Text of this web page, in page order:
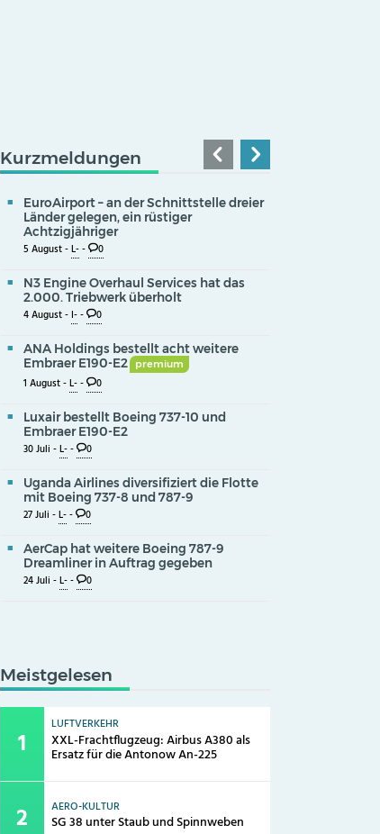
Kurzmeldungen
EuroAirport – an der Schnittstelle dreier
Länder gelegen, ein rüstiger
Achtzigjähriger
5 August -L-- 0
N3 Engine Overhaul Services hat das
2.000. Triebwerk überholt
4 August -I-- 0
ANA Holdings bestellt acht weitere
Embraer E190-E2
premium
1 August -L-- 0
Luxair bestellt Boeing 737-10 und
Embraer E190-E2
30 Juli -L-- 0
Uganda Airlines diversifiziert die Flotte
mit Boeing 737-8 und 787-9
27 Juli -L-- 0
AerCap hat weitere Boeing 787-9
Dreamliner in Auftrag gegeben
24 Juli -L-- 0
Meistgelesen
LUFTVERKEHR
XXL-Frachtflugzeug: Airbus A380 als
Ersatz für die Antonow An-225
AERO-KULTUR
SG 38 unter Staub und Spinnweben